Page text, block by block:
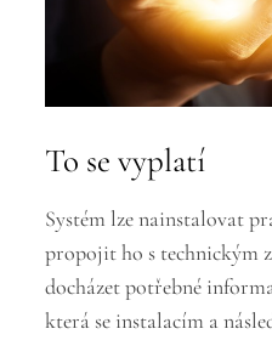
To se vyplatí
Systém lze nainstalovat
propojit ho s technickým
docházet potřebné
která se instalacím a